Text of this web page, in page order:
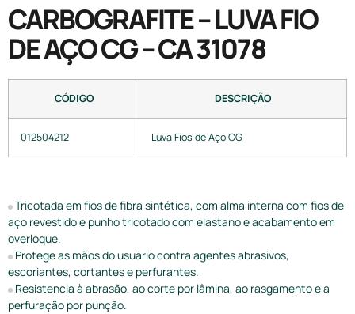
CARBOGRAFITE – LUVA FIO
DE AÇO CG – CA 31078
CÓDIGO DESCRIÇÃO
012504212 Luva Fios de Aço CG
Tricotada em fios de fibra sintética, com alma interna com fios de
aço revestido e punho tricotado com elastano e acabamento em
overloque.
Protege as mãos do usuário contra agentes abrasivos,
escoriantes, cortantes e perfurantes.
Resistencia à abrasão, ao corte por lâmina, ao rasgamento e a
perfuração por punção.